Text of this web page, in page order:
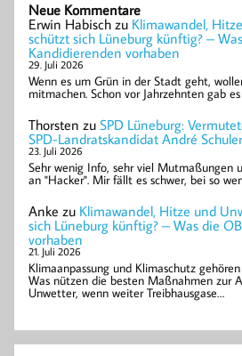
Neue Kommentare
Erwin Habisch zu Klimawandel,
schützt sich Lüneburg künftig? –
Kandidierenden vorhaben
29. Juli 2026
Wenn es um Grün in der Stadt geht,
mitmachen. Schon vor Jahrzehnten gab
Thorsten zu SPD Lüneburg:
SPD-Landratskandidat André
23. Juli 2026
Sehr wenig Info, sehr viel Mutmaßungen
an "Hacker". Mir fällt es schwer, bei so
Anke zu Klimawandel, Hitze und
sich Lüneburg künftig? – Was die
vorhaben
21. Juli 2026
Klimaanpassung und Klimaschutz
Was nützen die besten Maßnahmen zur
Unwetter, wenn weiter Treibhausgase…